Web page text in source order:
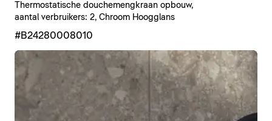
Thermostatische douchemengkraan opbouw,
aantal verbruikers: 2, Chroom Hoogglans
#B24280008010